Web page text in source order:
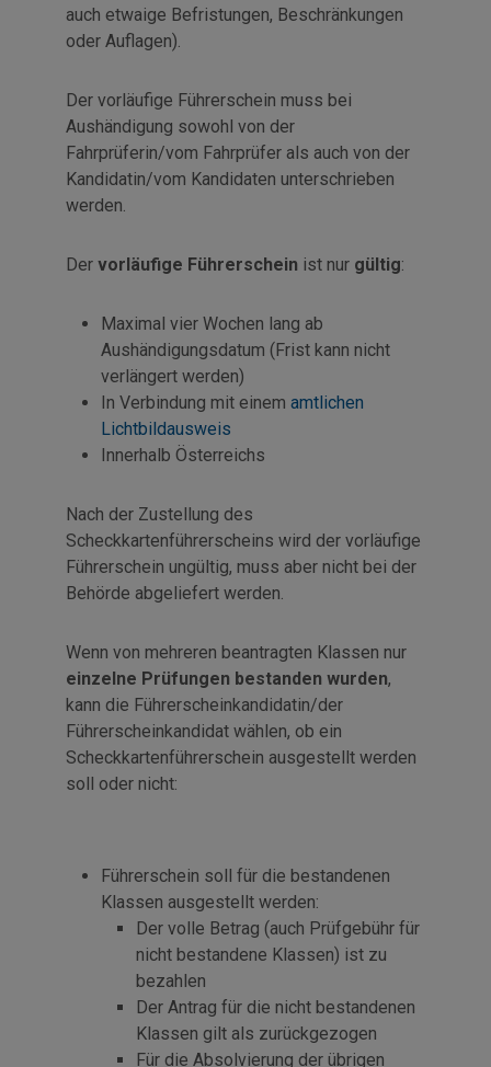
auch etwaige Befristungen, Beschränkungen
oder Auflagen).
Der vorläufige Führerschein muss bei
Aushändigung sowohl von der
Fahrprüferin/vom Fahrprüfer als auch von der
Kandidatin/vom Kandidaten unterschrieben
werden.
Der vorläufige Führerschein ist nur gültig:
Maximal vier Wochen lang ab
Aushändigungsdatum (Frist kann nicht
verlängert werden)
In Verbindung mit einem amtlichen
Lichtbildausweis
Innerhalb Österreichs
Nach der Zustellung des
Scheckkartenführerscheins wird der vorläufige
Führerschein ungültig, muss aber nicht bei der
Behörde abgeliefert werden.
Wenn von mehreren beantragten Klassen nur
einzelne Prüfungen bestanden wurden,
kann die Führerscheinkandidatin/der
Führerscheinkandidat wählen, ob ein
Scheckkartenführerschein ausgestellt werden
soll oder nicht:
Führerschein soll für die bestandenen
Klassen ausgestellt werden:
Der volle Betrag (auch Prüfgebühr für
nicht bestandene Klassen) ist zu
bezahlen
Der Antrag für die nicht bestandenen
Klassen gilt als zurückgezogen
Für die Absolvierung der übrigen